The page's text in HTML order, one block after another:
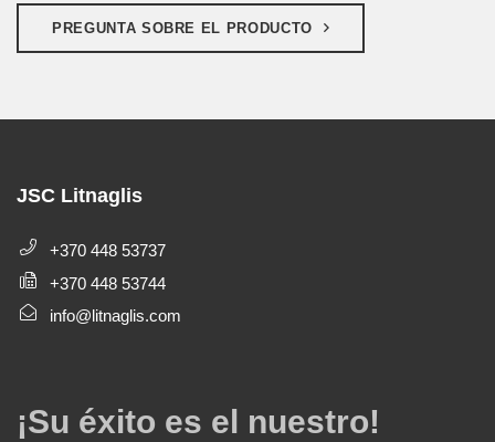
PREGUNTA SOBRE EL PRODUCTO
JSC Litnaglis
+370 448 53737
+370 448 53744
info@litnaglis.com
¡Su éxito es el nuestro!